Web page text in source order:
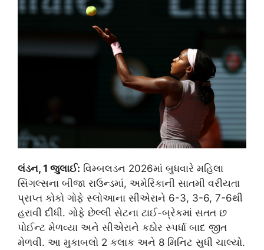
લંડન, 1 જુલાઈ: વિમ્બલડન 2026માં બુધવારે મહિલા
સિંગલ્સના બીજા રાઉન્ડમાં, અમેરિકાની સાતમી વરીયતા
પ્રાપ્ત કોકો ગોફે સ્લોઆના સીએરાને 6-3, 3-6, 7-6થી
હરાવી દીધી. ગોફે છેલ્લી સેટના ટાઈ-બ્રેકમાં સતત છ
પોઈન્ટ મેળવ્યા અને સીએરાને કઠોર સ્પર્ધા બાદ જીત
મેળવી. આ મુકાબલો 2 કલાક અને 8 મિનિટ સુધી ચાલ્યો.